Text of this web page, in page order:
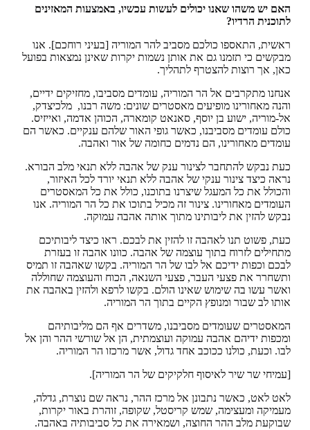
האם יש משהו שאנו יכולים לעשות עכשיו, באמצעות המאזינים
לתוכנית הרדיו?
ראשית, התאספו כולכם מסביב להר המוריה [בעיני רוחכם]. אנו
מבקשים כי תזמנו גם את אותן נשמות יקרות שאינן נמצאות בפועל
כאן, אך רוצות להצטרף לתהליך.
אנחנו מתקרבים אל הר המוריה, עומדים מסביבו, מחזיקים ידיים,
והנה מאחורינו מופיעים מאסטרים שונים: משה רבנו, מלכיצדק,
אל-מוריה, ישוע בן יוסף, סאנאט קומארה, הכוהן אדמה, ואייזיס.
כולם עומדים מסביבנו, כאשר גופי האור שלהם ענקיים. כאשר הם
עומדים מאחורינו, הם נדמים כחומה של אור ואהבה.
כעת נבקש להתחבר לצינור ענק של אהבה ללא תנאי מלב הבורא.
נראה כיצד צינור ענקי של אהבה ללא תנאי יורד לכל האיזור,
והכולל את כל המעגל שיצרנו בתוכנו, כולל את כל המאסטרים
העומדים מאחורינו. צינור זה מכיל בתוכו את כל הר המוריה. אנו
נבקש להזין את ליבותינו מתוך אותה אהבה עמוקה.
כעת, פשוט תנו לאהבה זו להזין את לבכם. ראו כיצד ליבותיכם
מתחילים לזרוח בתוך עוצמה של אהבה. כוונו אהבה זו בעזרת
לבכם וכפות ידיכם אל לבו של הר המוריה. בקשו שאהבה זו תמיס
ותשחרר את פצעי העבר, פצעי השנאה, הכוח והעוצמה שחוללה
ואשר עשו בה שימוש שאינו הולם. בקשו לרפא ולהזין באהבה את
אותו לב שבור ומנופץ הקיים בתוך הר המוריה.
המאסטרים שעומדים מסביבנו, משדרים אף הם מליבותיהם
ומכפות ידיהם אהבה עמוקה ועוצמתית, הן אל שורשי ההר והן אל
לבו. וכעת, כולנו ככוכב אחד גדול, אשר מרכזו הר המוריה.
[עמיחי שר שיר לאיסוף חלקיקים של הר המוריה].
לאט לאט, כאשר נתבונן אל מרכז ההר, נראה שם נוצרת, גדלה,
מעמיקה ומעצימה, שמש קריסטל, שקופה, זוהרת באור יקרות,
שבוקעת מלב ההר החוצה, ושמאירה את כל סביבותיה באהבה.